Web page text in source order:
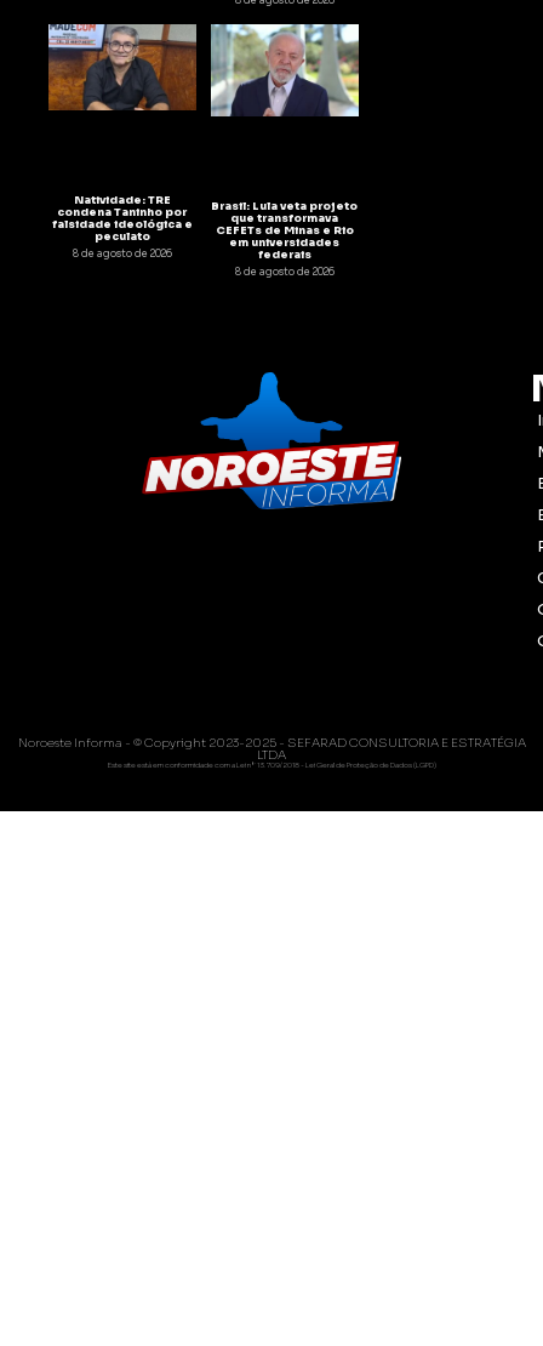
Natividade: TRE
condena Taninho por
falsidade ideológica e
peculato
8 de agosto de 2026
Brasil: Lula veta projeto
que transformava
CEFETs de Minas e Rio
em universidades
federais
8 de agosto de 2026
Noroeste Informa - © Copyright 2023-2025 - SEFARAD CONSULTORIA E ESTRATÉGIA
LTDA
Este site está em conformidade com a Lei nº 13.709/2018 - Lei Geral de Proteção de Dados (LGPD)